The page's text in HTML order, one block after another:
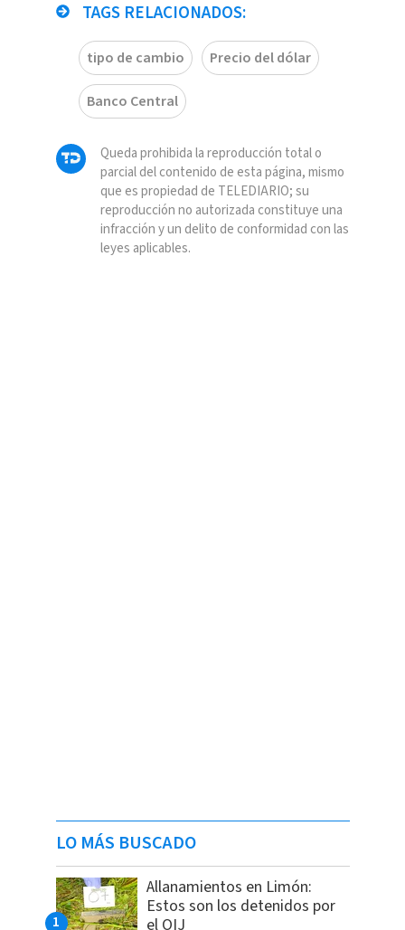
TAGS RELACIONADOS:
tipo de cambio Precio del dólar
Banco Central
Queda prohibida la reproducción total o
parcial del contenido de esta página, mismo
que es propiedad de TELEDIARIO; su
reproducción no autorizada constituye una
infracción y un delito de conformidad con las
leyes aplicables.
LO MÁS BUSCADO
Allanamientos en Limón:
Estos son los detenidos por
el OIJ